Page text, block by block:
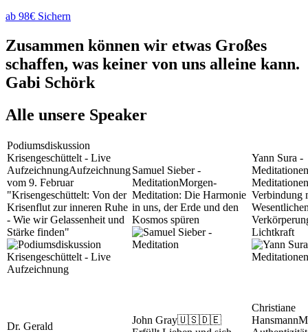
ab 98€ Sichern
Zusammen können wir etwas Großes
schaffen, was keiner von uns alleine kann.
Gabi Schörk
Alle unsere Speaker
Podiumsdiskussion
Krisengeschüttelt - Live
AufzeichnungAufzeichnung
vom 9. Februar
"Krisengeschüttelt: Von der
Krisenflut zur inneren Ruhe
- Wie wir Gelassenheit und
Stärke finden"
Samuel Sieber -
MeditationMorgen-
Meditation: Die Harmonie
in uns, der Erde und den
Kosmos spüren
Yann Sura -
Meditationen
Verbindung
Lichtkraft
Dr. Gerald
John Gray🇺🇸🇩🇪
Christiane
Hansmann